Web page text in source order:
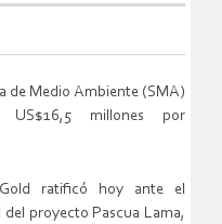
de Medio Ambiente (SMA)
millones por
ratificó hoy ante el
proyecto Pascua Lama,